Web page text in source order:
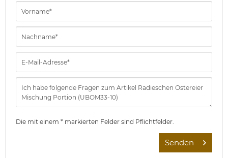
Die mit einem * markierten Felder sind Pflichtfelder.
Senden